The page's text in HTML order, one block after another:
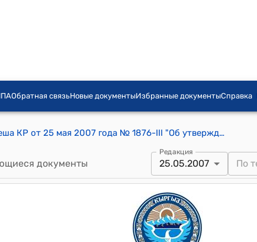
Обратная связьНовые документыИзбранные документыСправка
Постановление Жогорку Кенеша КР от 25 мая 2007 года № 1876-III "Об утверждении протокола № 2 заседания счетной комиссии для проведения тайного голосования по избранию судей Верховного суда Кыргызской Республики"
документы
Редакция
25.05.2007